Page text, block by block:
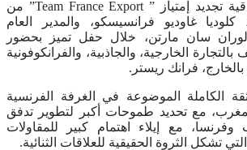
وتم التوقيع على إتفاقية تجديد إمتياز ” Team France Export” من
غاوديو فرانسيسكو، والمدير العام
سان مارتن، خلال حفل تميز بحضور
بالتجارة الخارجية، والجاذبية، والفرانكوفونية
فرانك ريستر.
الكاملة الموضوعة في الغرفة الفرنسية
مع تحديد طموحات أكبر لتطوير تدفق
وفرنسا، مع إيلاء اهتمام كبير للمقاولات
تشكل الثروة الحقيقية للعلاقات الثنائية.